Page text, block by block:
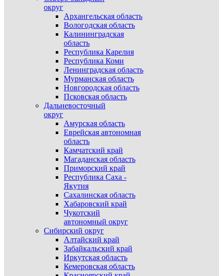
округ
Архангельская область
Вологодская область
Калининградская
область
Республика Карелия
Республика Коми
Ленинградская область
Мурманская область
Новгородская область
Псковская область
Дальневосточный
округ
Амурская область
Еврейская автономная
область
Камчатский край
Магаданская область
Приморский край
Республика Саха -
Якутия
Сахалинская область
Хабаровский край
Чукотский
автономный округ
Сибирский округ
Алтайский край
Забайкальский край
Иркутская область
Кемеровская область